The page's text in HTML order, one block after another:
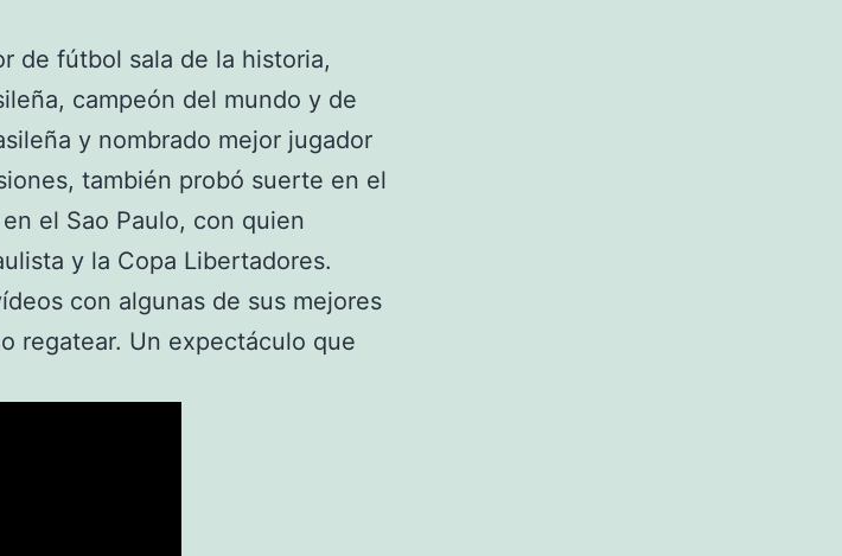
de fútbol sala de la historia,
campeón del mundo y de
y nombrado mejor jugador
también probó suerte en el
el Sao Paulo, con quien
y la Copa Libertadores.
con algunas de sus mejores
regatear. Un expectáculo que